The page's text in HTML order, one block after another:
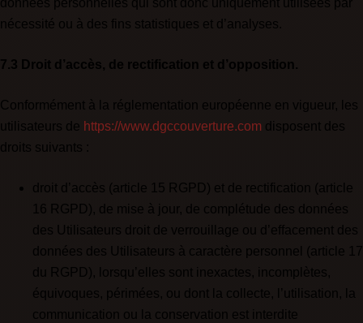
données personnelles qui sont donc uniquement utilisées par
nécessité ou à des fins statistiques et d’analyses.
7.3 Droit d’accès, de rectification et d’opposition.
Conformément à la réglementation européenne en vigueur, les
utilisateurs de https://www.dgccouverture.com disposent des
droits suivants :
droit d’accès (article 15 RGPD) et de rectification (article
16 RGPD), de mise à jour, de complétude des données
des Utilisateurs droit de verrouillage ou d’effacement des
données des Utilisateurs à caractère personnel (article 17
du RGPD), lorsqu’elles sont inexactes, incomplètes,
équivoques, périmées, ou dont la collecte, l’utilisation, la
communication ou la conservation est interdite